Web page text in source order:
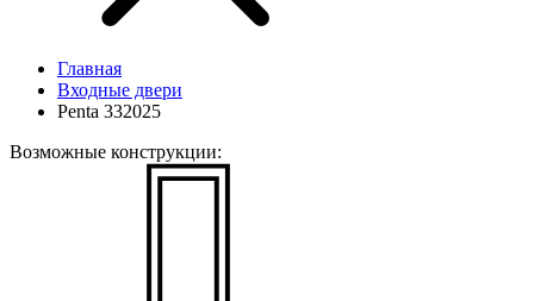
Главная
Входные двери
Penta 332025
Возможные конструкции: